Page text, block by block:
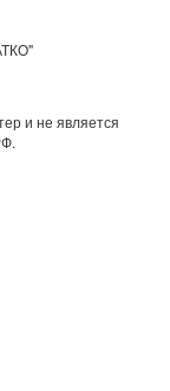
и не является